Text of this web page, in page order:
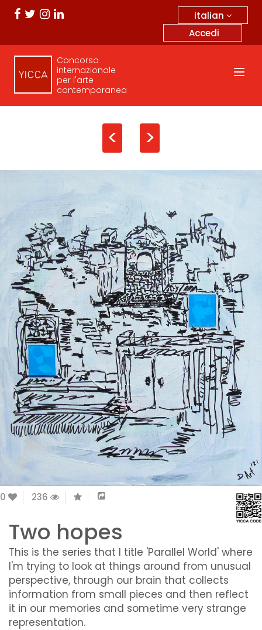
italian
Accedi
Concorso
internazionale
per l'arte
contemporanea
< >
0 236
Two hopes
This is the series that I title 'Parallel World' where
I'm trying to look at things around from unusual
perspective, through our brain that collects
information from small pieces and then reflect
it in our memories and sometime very strange
representation.